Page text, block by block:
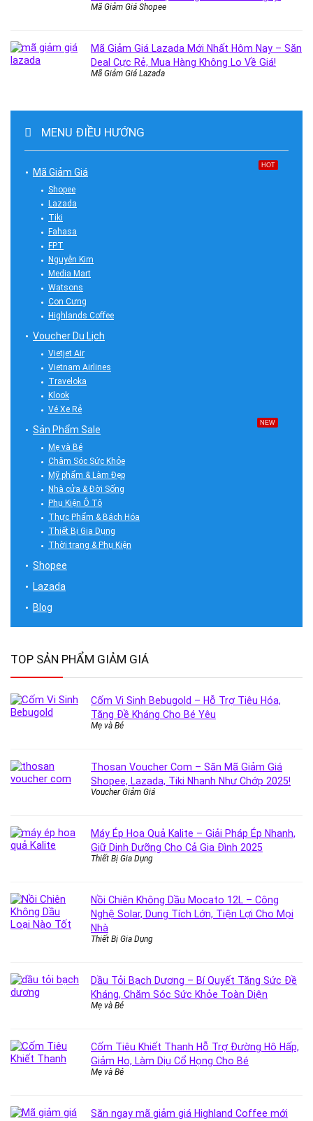
Mã Giảm Giá Shopee
Mã Giảm Giá Lazada Mới Nhất Hôm Nay – Săn
Deal Cực Rẻ, Mua Hàng Không Lo Về Giá!
Mã Giảm Giá Lazada
MENU ĐIỀU HƯỚNG
Mã Giảm Giá
HOT
Shopee
Lazada
Tiki
Fahasa
FPT
Nguyễn Kim
Media Mart
Watsons
Con Cưng
Highlands Coffee
Voucher Du Lịch
Vietjet Air
Vietnam Airlines
Traveloka
Klook
Vé Xe Rẻ
Sản Phẩm Sale
NEW
Mẹ và Bé
Chăm Sóc Sức Khỏe
Mỹ phẩm & Làm Đẹp
Nhà cửa & Đời Sống
Phụ Kiện Ô Tô
Thực Phẩm & Bách Hóa
Thiết Bị Gia Dụng
Thời trang & Phụ Kiện
Shopee
Lazada
Blog
TOP SẢN PHẨM GIẢM GIÁ
Cốm Vi Sinh Bebugold – Hỗ Trợ Tiêu Hóa,
Tăng Đề Kháng Cho Bé Yêu
Mẹ và Bé
Thosan Voucher Com – Săn Mã Giảm Giá
Shopee, Lazada, Tiki Nhanh Như Chớp 2025!
Voucher Giảm Giá
Máy Ép Hoa Quả Kalite – Giải Pháp Ép Nhanh,
Giữ Dinh Dưỡng Cho Cả Gia Đình 2025
Thiết Bị Gia Dụng
Nồi Chiên Không Dầu Mocato 12L – Công
Nghệ Solar, Dung Tích Lớn, Tiện Lợi Cho Mọi
Nhà
Thiết Bị Gia Dụng
Dầu Tỏi Bạch Dương – Bí Quyết Tăng Sức Đề
Kháng, Chăm Sóc Sức Khỏe Toàn Diện
Mẹ và Bé
Cốm Tiêu Khiết Thanh Hỗ Trợ Đường Hô Hấp,
Giảm Ho, Làm Dịu Cổ Họng Cho Bé
Mẹ và Bé
Săn ngay mã giảm giá Highland Coffee mới